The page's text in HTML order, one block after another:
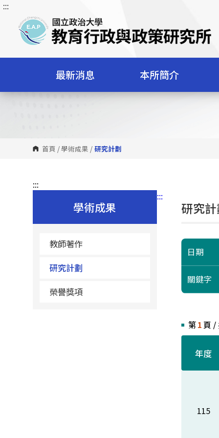
跳
內
塊
:::
最新消息 本所簡介
首頁 /學術成果 / 研究計劃
:::
學術成果
教師著作
研究計劃
榮譽獎項
:::
研究
日期
關鍵字
第1 頁 /
年度
115